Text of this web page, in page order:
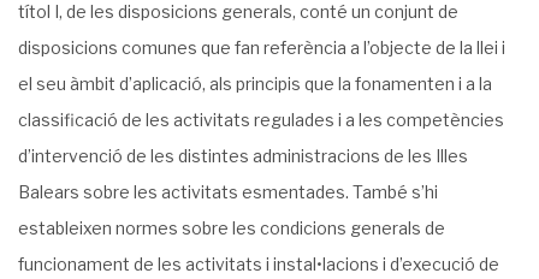
títol I, de les disposicions generals, conté un conjunt de
disposicions comunes que fan referència a l’objecte de la llei i
el seu àmbit d’aplicació, als principis que la fonamenten i a la
classificació de les activitats regulades i a les competències
d’intervenció de les distintes administracions de les Illes
Balears sobre les activitats esmentades. També s’hi
estableixen normes sobre les condicions generals de
funcionament de les activitats i instal•lacions i d’execució de